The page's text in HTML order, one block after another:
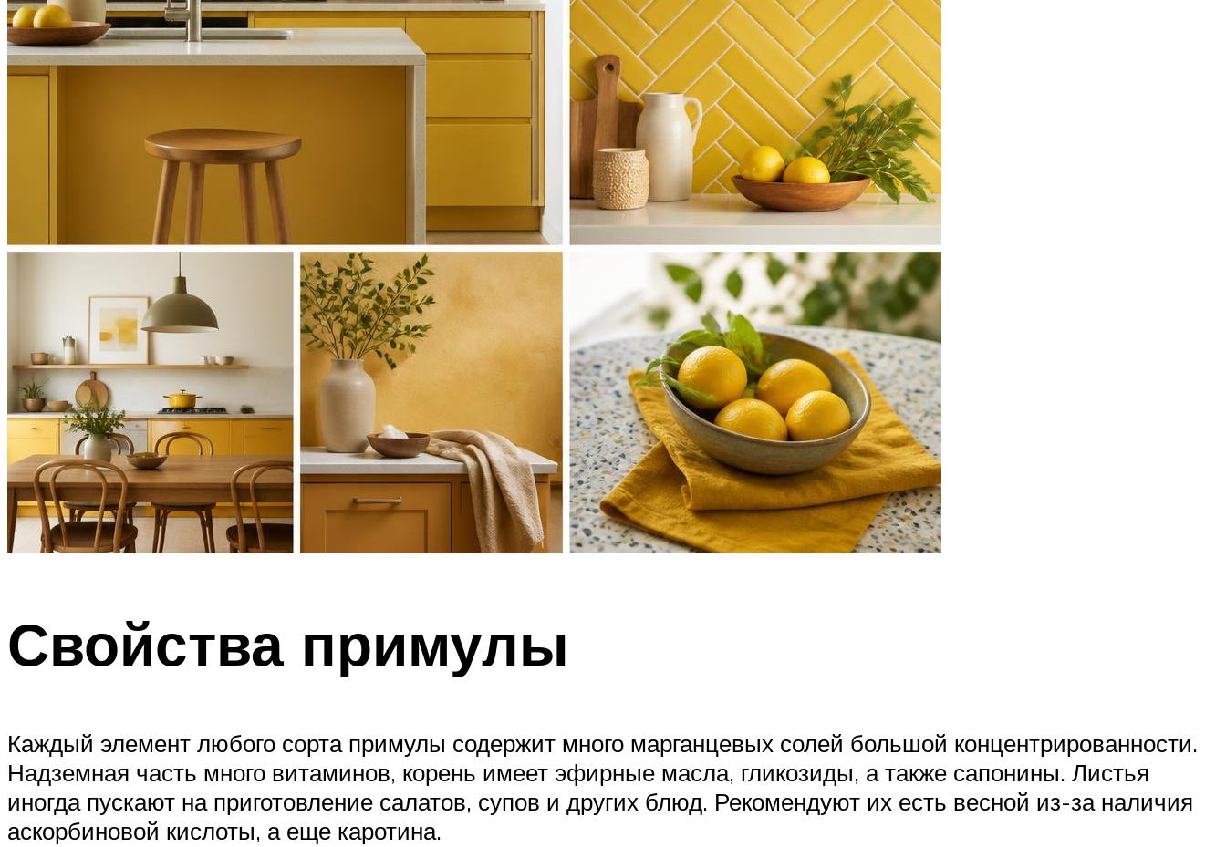
Свойства примулы
Каждый элемент любого сорта примулы содержит много марганцевых солей большой концентрированности.
Надземная часть много витаминов, корень имеет эфирные масла, гликозиды, а также сапонины. Листья
иногда пускают на приготовление салатов, супов и других блюд. Рекомендуют их есть весной из-за наличия
аскорбиновой кислоты, а еще каротина.